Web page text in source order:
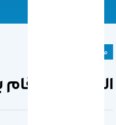
مادة دراسية
المواد التي